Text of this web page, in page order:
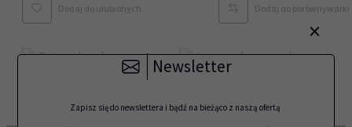
Dodaj do ulubionych Dodaj do porównywarki
OPIS PRODUKTU
×
Newsletter
Zapisz się do newslettera i bądź na bieżąco z naszą ofertą